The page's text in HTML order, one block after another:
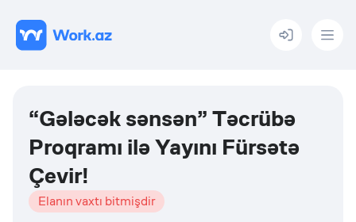
Menu
“Gələcək sənsən” Təcrübə
Proqramı ilə Yayını Fürsətə
Çevir!
Elanın vaxtı bitmişdir